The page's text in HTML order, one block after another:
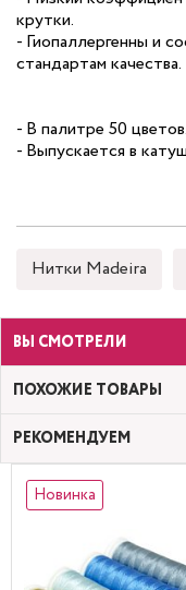
крутки.
- Гиопаллергенны и
стандартам качества.
- В палитре 50 цветов.
- Выпускается в
Нитки Madeira
ВЫ СМОТРЕЛИ
ПОХОЖИЕ ТОВАРЫ
РЕКОМЕНДУЕМ
Новинка